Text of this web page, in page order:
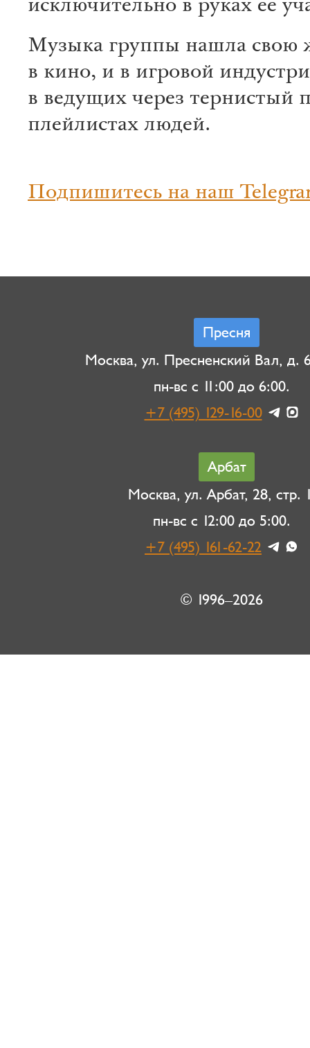
исключительно в руках её
Музыка группы нашла свою
в кино, и в игровой
в ведущих через тернистый
плейлистах людей.
Подпишитесь на наш
Пресня
Москва, ул. Пресненский Вал, д.
пн-вс с 11:00 до 6:00.
+7 (495) 129-16-00
Арбат
Москва, ул. Арбат, 28, стр.
пн-вс с 12:00 до 5:00.
+7 (495) 161-62-22
© 1996–2026